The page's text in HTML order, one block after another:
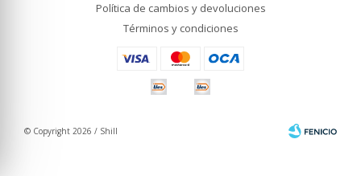
Política de cambios y devoluciones
Términos y condiciones
© Copyright 2026 / Shill